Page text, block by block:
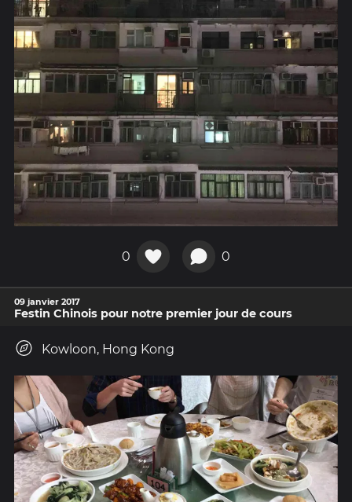
0 0
09 janvier 2017
Festin Chinois pour notre premier jour de cours
Kowloon, Hong Kong